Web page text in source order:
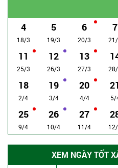
4
18/3
5
19/3
6
20/3
7
11
25/3
12
26/3
13
27/3
18
2/4
19
3/4
20
4/4
21
5/
25
9/4
26
10/4
27
11/4
XEM NGÀY TỐT